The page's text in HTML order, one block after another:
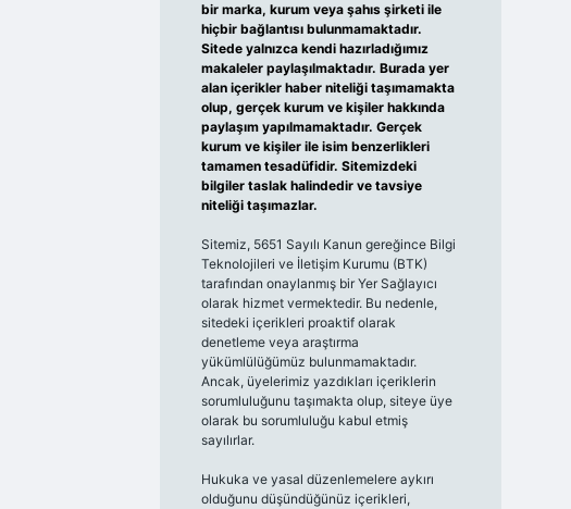
bir marka, kurum veya şahıs şirketi ile
hiçbir bağlantısı bulunmamaktadır.
Sitede yalnızca kendi hazırladığımız
makaleler paylaşılmaktadır. Burada yer
alan içerikler haber niteliği taşımamakta
olup, gerçek kurum ve kişiler hakkında
paylaşım yapılmamaktadır. Gerçek
kurum ve kişiler ile isim benzerlikleri
tamamen tesadüfidir. Sitemizdeki
bilgiler taslak halindedir ve tavsiye
niteliği taşımazlar.
Sitemiz, 5651 Sayılı Kanun gereğince Bilgi
Teknolojileri ve İletişim Kurumu (BTK)
tarafından onaylanmış bir Yer Sağlayıcı
olarak hizmet vermektedir. Bu nedenle,
sitedeki içerikleri proaktif olarak
denetleme veya araştırma
yükümlülüğümüz bulunmamaktadır.
Ancak, üyelerimiz yazdıkları içeriklerin
sorumluluğunu taşımakta olup, siteye üye
olarak bu sorumluluğu kabul etmiş
sayılırlar.
Hukuka ve yasal düzenlemelere aykırı
olduğunu düşündüğünüz içerikleri,